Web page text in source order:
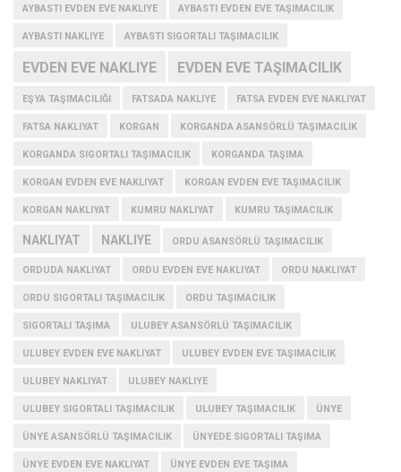
AYBASTI EVDEN EVE NAKLIYE AYBASTI EVDEN EVE TAŞIMACILIK
AYBASTI NAKLIYE AYBASTI SIGORTALI TAŞIMACILIK
EVDEN EVE NAKLIYE EVDEN EVE TAŞIMACILIK
EŞYA TAŞIMACILIĞI FATSADA NAKLIYE FATSA EVDEN EVE NAKLIYAT
FATSA NAKLIYAT KORGAN KORGANDA ASANSÖRLÜ TAŞIMACILIK
KORGANDA SIGORTALI TAŞIMACILIK KORGANDA TAŞIMA
KORGAN EVDEN EVE NAKLIYAT KORGAN EVDEN EVE TAŞIMACILIK
KORGAN NAKLIYAT KUMRU NAKLIYAT KUMRU TAŞIMACILIK
NAKLIYAT NAKLIYE ORDU ASANSÖRLÜ TAŞIMACILIK
ORDUDA NAKLIYAT ORDU EVDEN EVE NAKLIYAT ORDU NAKLIYAT
ORDU SIGORTALI TAŞIMACILIK ORDU TAŞIMACILIK
SIGORTALI TAŞIMA ULUBEY ASANSÖRLÜ TAŞIMACILIK
ULUBEY EVDEN EVE NAKLIYAT ULUBEY EVDEN EVE TAŞIMACILIK
ULUBEY NAKLIYAT ULUBEY NAKLIYE
ULUBEY SIGORTALI TAŞIMACILIK ULUBEY TAŞIMACILIK ÜNYE
ÜNYE ASANSÖRLÜ TAŞIMACILIK ÜNYEDE SIGORTALI TAŞIMA
ÜNYE EVDEN EVE NAKLIYAT ÜNYE EVDEN EVE TAŞIMA